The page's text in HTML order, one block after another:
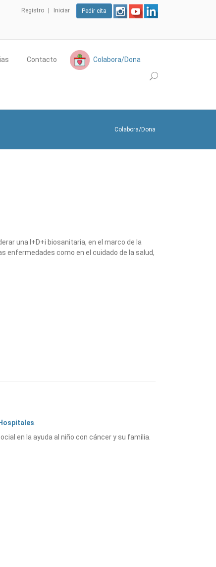
Registro Iniciar Pedir cita
Contacto Colabora/Dona
Colabora/Dona
una I+D+i biosanitaria, en el marco de la
enfermedades como en el cuidado de la salud,
en la ayuda al niño con cáncer y su familia.